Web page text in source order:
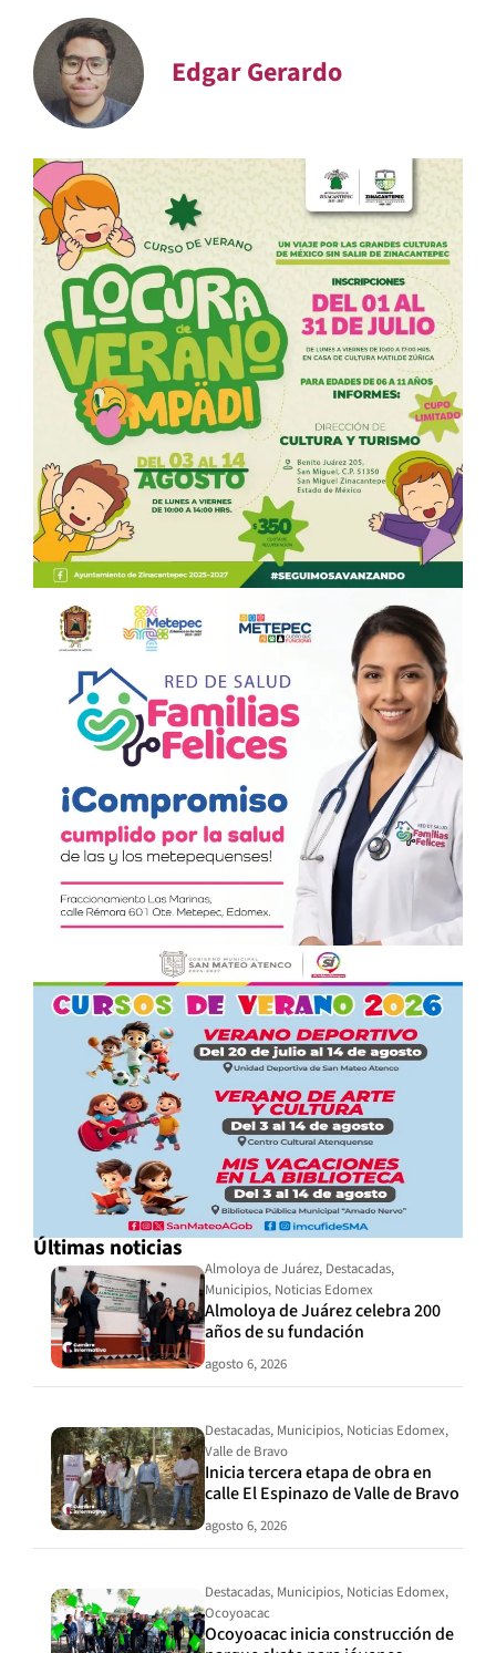
Edgar Gerardo
Últimas noticias
Almoloya de Juárez, Destacadas,
Municipios, Noticias Edomex
Almoloya de Juárez celebra 200
años de su fundación
agosto 6, 2026
Destacadas, Municipios, Noticias Edomex,
Valle de Bravo
Inicia tercera etapa de obra en
calle El Espinazo de Valle de Bravo
agosto 6, 2026
Destacadas, Municipios, Noticias Edomex,
Ocoyoacac
Ocoyoacac inicia construcción de